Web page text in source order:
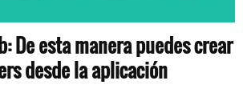
De esta manera puedes crear
desde la aplicación